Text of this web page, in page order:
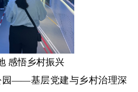
感悟乡村振兴
园——基层党建与乡村治理深